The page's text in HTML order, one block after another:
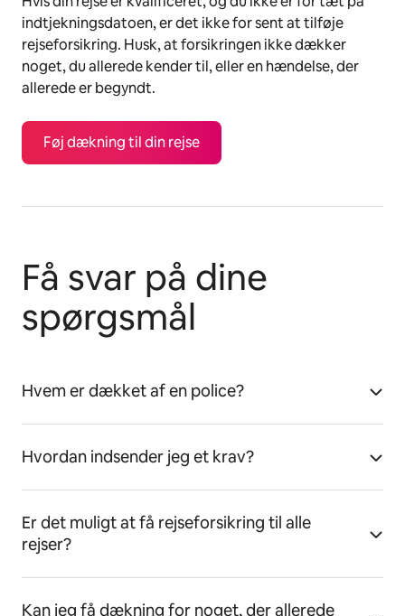
indtjekningsdatoen, er det ikke for sent at tilføje
rejseforsikring. Husk, at forsikringen ikke dækker
noget, du allerede kender til, eller en hændelse, der
allerede er begyndt.
Føj dækning til din rejse
Få svar på dine
spørgsmål
Hvem er dækket af en police?
Hvordan indsender jeg et krav?
Er det muligt at få rejseforsikring til alle
rejser?
Kan jeg få dækning for noget, der allerede